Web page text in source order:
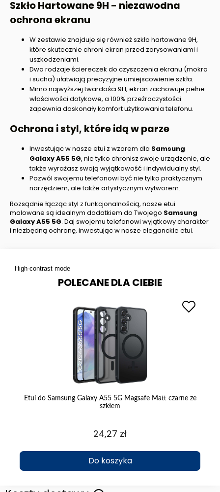
Szkło Hartowane 9H - niezawodna
ochrona ekranu
W zestawie znajduje się również szkło hartowane 9H,
które skutecznie chroni ekran przed zarysowaniami i
uszkodzeniami.
Dwa rodzaje ściereczek do czyszczenia ekranu (mokra
i sucha) ułatwiają precyzyjne umiejscowienie szkła.
Mimo najwyższej twardości 9H, ekran zachowuje pełne
właściwości dotykowe, a 100% przeźroczystości
zapewnia doskonały komfort użytkowania telefonu.
Ochrona i styl, które idą w parze
Inwestując w nasze etui z wzorem dla Samsung
Galaxy A55 5G, nie tylko chronisz swoje urządzenie, ale
także wyrażasz swoją wyjątkowość i indywidualny styl.
Pozwól swojemu telefonowi być nie tylko praktycznym
narzędziem, ale także artystycznym wytworem.
Rozsądnie łącząc styl z funkcjonalnością, nasze etui
malowane są idealnym dodatkiem do Twojego Samsung
Galaxy A55 5G. Daj swojemu telefonowi wyjątkowy charakter
i niezbędną ochronę, inwestując w nasze eleganckie etui.
High-contrast mode
POLECANE DLA CIEBIE
Etui do Samsung Galaxy A55 5G Magsafe Matt czarne ze
szkłem
24,27 zł
Do koszyka